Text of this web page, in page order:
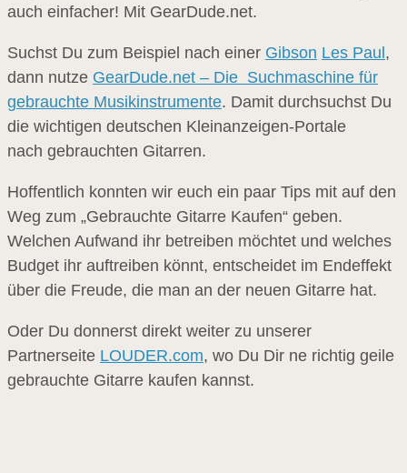
auch einfacher! Mit GearDude.net.
Suchst Du zum Beispiel nach einer Gibson Les Paul ,
dann nutze GearDude.net – Die Suchmaschine für
gebrauchte Musikinstrumente. Damit durchsuchst Du
die wichtigen deutschen Kleinanzeigen-Portale
nach gebrauchten Gitarren.
Hoffentlich konnten wir euch ein paar Tips mit auf den
Weg zum „Gebrauchte Gitarre Kaufen“ geben.
Welchen Aufwand ihr betreiben möchtet und welches
Budget ihr auftreiben könnt, entscheidet im Endeffekt
über die Freude, die man an der neuen Gitarre hat.
Oder Du donnerst direkt weiter zu unserer
Partnerseite LOUDER.com, wo Du Dir ne richtig geile
gebrauchte Gitarre kaufen kannst.